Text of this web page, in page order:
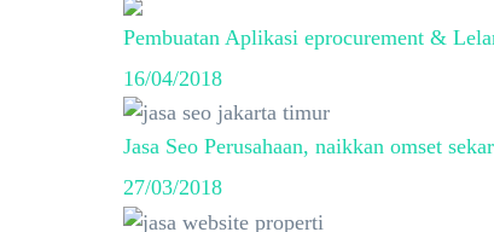
Pembuatan Aplikasi eprocurement &
16/04/2018
Jasa Seo Perusahaan, naikkan omset
27/03/2018